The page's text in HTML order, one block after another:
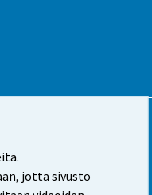
jotta sivusto